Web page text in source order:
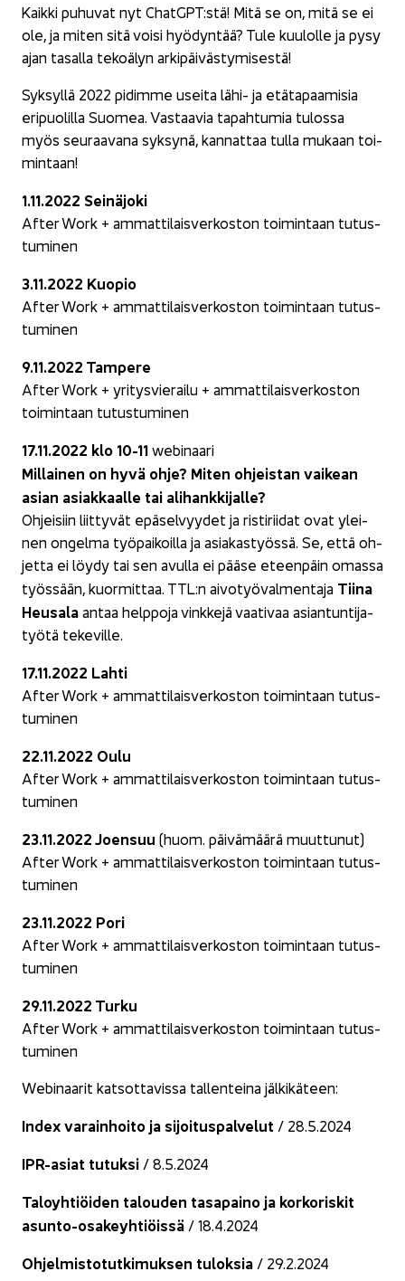
Kaik­ki pu­hu­vat nyt ChatGPT:stä! Mitä se on, mitä se ei
ole, ja miten sitä voisi hyö­dyn­tää? Tule kuu­lol­le ja pysy
ajan ta­sal­la te­ko­ä­lyn ar­ki­päi­väs­ty­mi­ses­tä!
Syk­syl­lä 2022 pi­dim­me usei­ta lähi- ja etä­ta­paa­mi­sia
eri­puo­lil­la Suo­mea. Vas­taa­via ta­pah­tu­mia tu­los­sa
myös seu­raa­va­na syk­sy­nä, kan­nat­taa tulla mu­kaan toi­
min­taan!
1.11.2022 Sei­nä­jo­ki
After Work + am­mat­ti­lais­ver­kos­ton toi­min­taan tu­tus­
tu­mi­nen
3.11.2022 Kuo­pio
After Work + am­mat­ti­lais­ver­kos­ton toi­min­taan tu­tus­
tu­mi­nen
9.11.2022 Tam­pe­re
After Work + yri­tys­vie­rai­lu + am­mat­ti­lais­ver­kos­ton
toi­min­taan tu­tus­tu­mi­nen
17.11.2022 klo 10-11webinaari
Mil­lai­nen on hyvä ohje? Miten oh­jeis­tan vai­kean
asian asiak­kaal­le tai ali­hank­ki­jal­le?
Oh­jei­siin liit­ty­vät epä­sel­vyy­det ja ris­ti­rii­dat ovat ylei­
nen on­gel­ma työ­pai­koil­la ja asia­kas­työs­sä. Se, että oh­
jet­ta ei löydy tai sen avul­la ei pääse eteen­päin omas­sa
työs­sään, kuor­mit­taa. TTL:n ai­vo­työ­val­men­ta­ja Tiina
Heusa­laantaa help­po­ja vink­ke­jä vaa­ti­vaa asian­tun­ti­ja­
työ­tä te­ke­vil­le.
17.11.2022 Lahti
After Work + am­mat­ti­lais­ver­kos­ton toi­min­taan tu­tus­
tu­mi­nen
22.11.2022 Oulu
After Work + am­mat­ti­lais­ver­kos­ton toi­min­taan tu­tus­
tu­mi­nen
23.11.2022 Joen­suu (huom. päi­vä­mää­rä muut­tu­nut)
After Work + am­mat­ti­lais­ver­kos­ton toi­min­taan tu­tus­
tu­mi­nen
23.11.2022 Pori
After Work + am­mat­ti­lais­ver­kos­ton toi­min­taan tu­tus­
tu­mi­nen
29.11.2022 Turku
After Work + am­mat­ti­lais­ver­kos­ton toi­min­taan tu­tus­
tu­mi­nen
Webinaarit kat­sot­ta­vis­sa tal­len­tei­na jäl­ki­kä­teen:
Index va­rain­hoi­to ja si­joi­tus­pal­ve­lut / 28.5.2024
IPR-​asiat tu­tuk­si / 8.5.2024
Ta­lo­yh­tiöi­den ta­lou­den ta­sa­pai­no ja kor­ko­ris­kit
asunto-​osakeyhtiöissä / 18.4.2024
Oh­jel­mis­to­tut­ki­muk­sen tu­lok­sia / 29.2.2024